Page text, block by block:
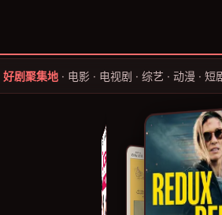
好剧聚集地 · 电影 · 电视剧 · 综艺 · 动漫 · 短